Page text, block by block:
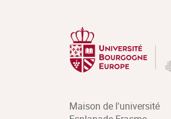
Maison de l'université